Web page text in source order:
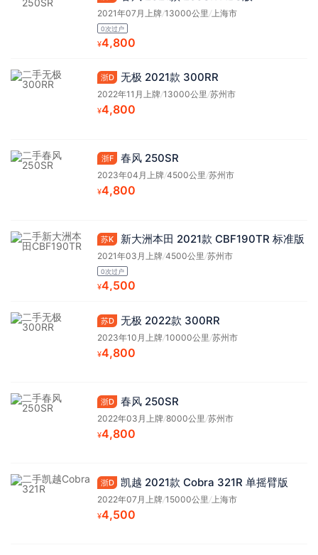
2021年07月上牌/13000公里 /上海市
0次过户
¥4,800
浙D 无极 2021款 300RR
2022年11月上牌/13000公里/苏州市
¥4,800
浙F 春风 250SR
2023年04月上牌/4500公里/苏州市
¥4,800
苏K 新大洲本田 2021款 CBF190TR 标准版
2021年03月上牌/4500公里/苏州市
0次过户
¥4,500
苏D 无极 2022款 300RR
2023年10月上牌/10000公里/苏州市
¥4,800
浙D 春风 250SR
2022年03月上牌/8000公里/苏州市
¥4,800
浙D 凯越 2021款 Cobra 321R 单摇臂版
2022年07月上牌/15000公里/上海市
¥4,500